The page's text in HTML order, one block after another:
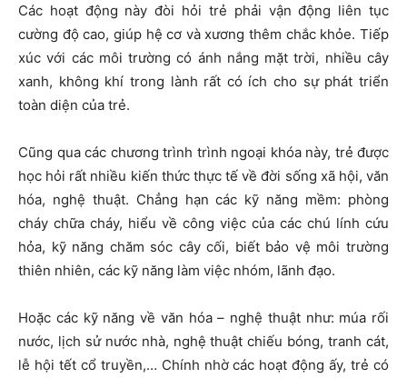
Các hoạt động này đòi hỏi trẻ phải vận động liên tục
cường độ cao, giúp hệ cơ và xương thêm chắc khỏe. Tiếp
xúc với các môi trường có ánh nắng mặt trời, nhiều cây
xanh, không khí trong lành rất có ích cho sự phát triển
toàn diện của trẻ.
Cũng qua các chương trình trình ngoại khóa này, trẻ được
học hỏi rất nhiều kiến thức thực tế về đời sống xã hội, văn
hóa, nghệ thuật. Chẳng hạn các kỹ năng mềm: phòng
cháy chữa cháy, hiểu về công việc của các chú lính cứu
hỏa, kỹ năng chăm sóc cây cối, biết bảo vệ môi trường
thiên nhiên, các kỹ năng làm việc nhóm, lãnh đạo.
Hoặc các kỹ năng về văn hóa – nghệ thuật như: múa rối
nước, lịch sử nước nhà, nghệ thuật chiếu bóng, tranh cát,
lễ hội tết cổ truyền,… Chính nhờ các hoạt động ấy, trẻ có